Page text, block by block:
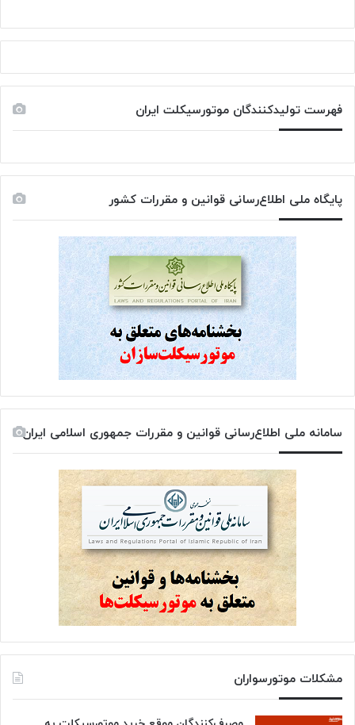
فهرست تولیدکنندگان موتورسیکلت ایران
پایگاه ملی اطلاع‌رسانی قوانین و مقررات کشور
سامانه ملی اطلاع‌رسانی قوانین و مقررات جمهوری اسلامی ایران
مشکلات موتورسواران